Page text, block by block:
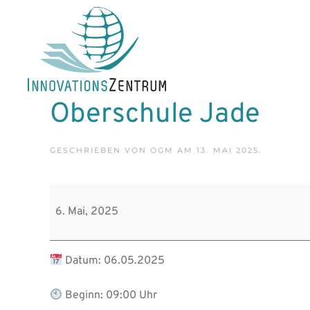
Skip to main content
Oberschule Jade
GESCHRIEBEN VON OGM AM 13. MAI 2025.
Jade
6. Mai, 2025
Datum: 06.05.2025
Beginn: 09:00 Uhr